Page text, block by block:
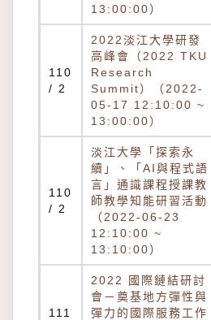
13:00:00）
110
/ 2
2022淡江大學研發
高峰會（2022 TKU
Research
Summit）（2022-
05-17 12:10:00 ~
13:00:00）
110
/ 2
淡江大學「探索永
續」、「AI與程式語
言」通識課程授課教
師教學知能研習活動
（2022-06-23
12:10:00 ~
13:10:00）
111
2022 國際鏈結研討
會－奠基地方彈性與
彈力的國際服務工作